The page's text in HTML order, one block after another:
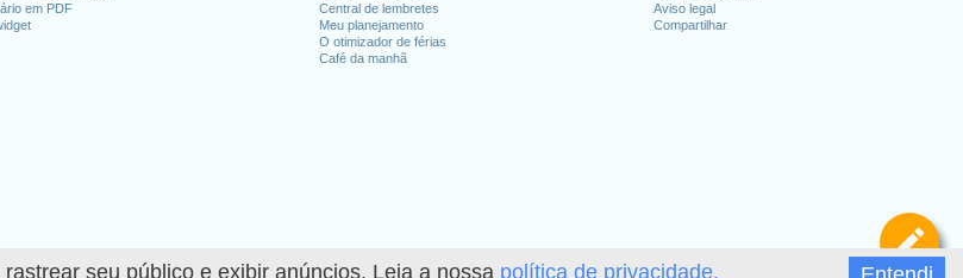
seu público e exibir anúncios. Leia a nossa política de privacidade.
em PDF
Central de lembretes
Meu planejamento
O otimizador de férias
Café da manhã
Aviso legal
Compartilhar